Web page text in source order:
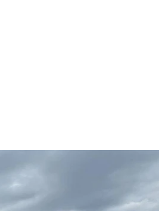
два человека, еще